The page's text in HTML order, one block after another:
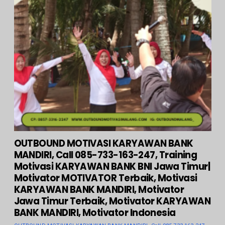
OUTBOUND MOTIVASI KARYAWAN BANK
MANDIRI, Call 085-733-163-247, Training
Motivasi KARYAWAN BANK BNI Jawa Timur|
Motivator MOTIVATOR Terbaik, Motivasi
KARYAWAN BANK MANDIRI, Motivator
Jawa Timur Terbaik, Motivator KARYAWAN
BANK MANDIRI, Motivator Indonesia